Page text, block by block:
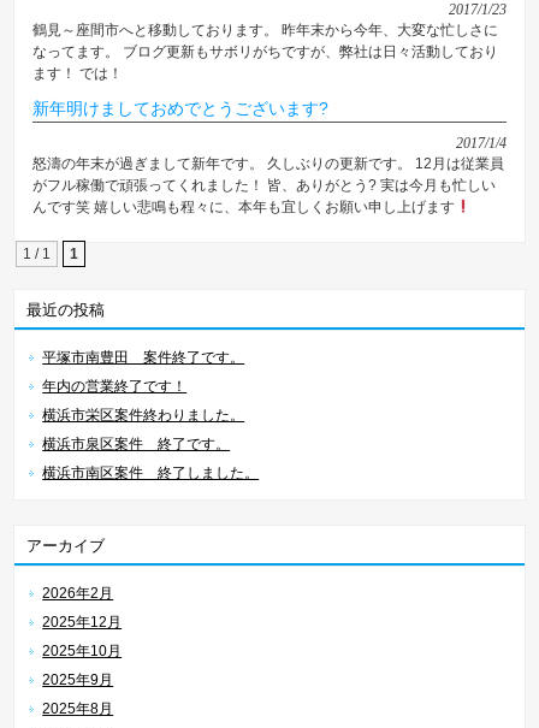
2017/1/23
鶴見～座間市へと移動しております。 昨年末から今年、大変な忙しさに
なってます。 ブログ更新もサボリがちですが、弊社は日々活動しており
ます！ では！
新年明けましておめでとうございます?
2017/1/4
怒濤の年末が過ぎまして新年です。 久しぶりの更新です。 12月は従業員
がフル稼働で頑張ってくれました！ 皆、ありがとう? 実は今月も忙しい
んです笑 嬉しい悲鳴も程々に、本年も宜しくお願い申し上げます
1 / 1 1
最近の投稿
平塚市南豊田 案件終了です。
年内の営業終了です！
横浜市栄区案件終わりました。
横浜市泉区案件 終了です。
横浜市南区案件 終了しました。
アーカイブ
2026年2月
2025年12月
2025年10月
2025年9月
2025年8月